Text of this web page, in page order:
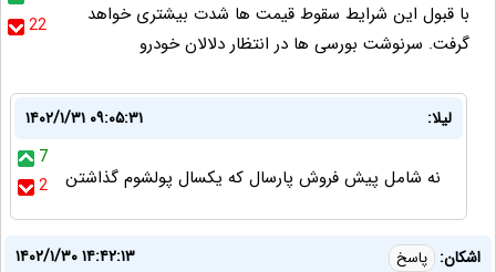
22
با قبول این شرایط سقوط قیمت ها شدت بیشتری خواهد
گرفت. سرنوشت بورسی ها در انتظار دلالان خودرو
لیلا:
۱۴۰۲/۱/۳۱ ۰۹:۰۵:۳۱
7
2
نه شامل پیش فروش پارسال که یکسال پولشوم گذاشتن
اشکان: پاسخ
۱۴۰۲/۱/۳۰ ۱۴:۴۲:۱۳